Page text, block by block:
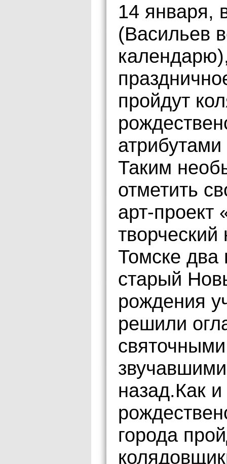
14 января,
(Васильев
пройдут
атрибутами
Таким
отметить
арт-проект
творческий
Томске два
старый
рождения
решили
назад.Как
города